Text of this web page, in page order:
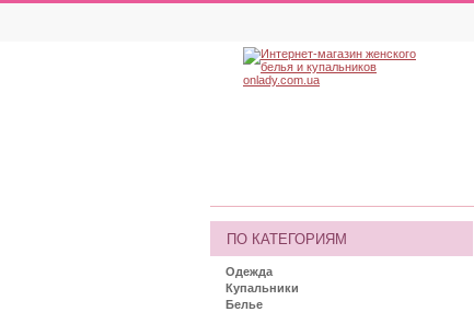
ПО КАТЕГОРИЯМ
Одежда
Купальники
Белье